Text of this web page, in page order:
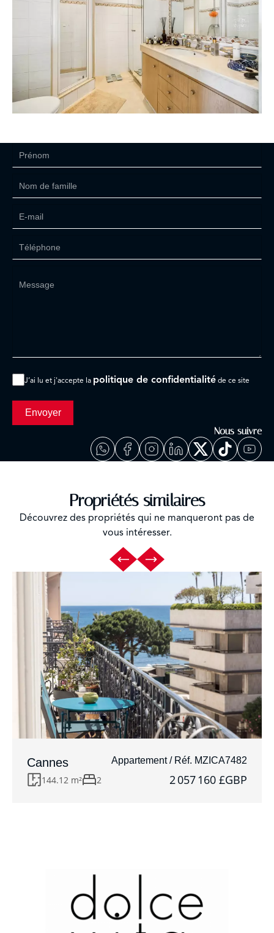
J’ai lu et j'accepte la politique de confidentialité de ce site
Envoyer
Nous suivre
Propriétés similaires
Découvrez des propriétés qui ne manqueront pas de
vous intéresser.
Cannes Appartement / Réf. MZICA7482
144.12 m² 2 2 057 160 £GBP